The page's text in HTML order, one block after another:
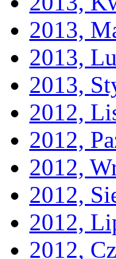
2013,
2013,
2013,
2012,
2012,
2012,
2012,
2012,
2012,